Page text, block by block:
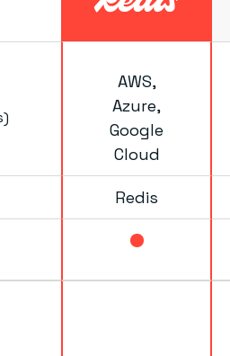
AWS,
Azure,
Google
Cloud
Redis